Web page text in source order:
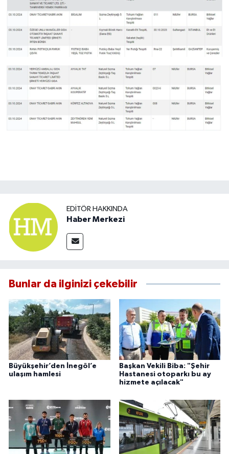
EDITÖR HAKKINDA
Haber Merkezi
Bunlar da ilginizi çekebilir
Büyükşehir’den İnegöl’e
ulaşım hamlesi
Başkan Vekili Biba: "Şehir
Hastanesi otoparkı bu ay
hizmete açılacak"